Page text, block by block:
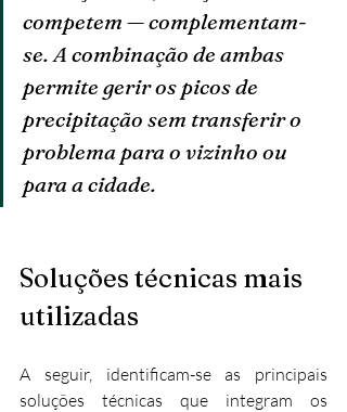
competem — complementam-
se. A combinação de ambas
permite gerir os picos de
precipitação sem transferir o
problema para o vizinho ou
para a cidade.
Soluções técnicas mais
utilizadas
A seguir, identificam-se as principais
soluções técnicas que integram os